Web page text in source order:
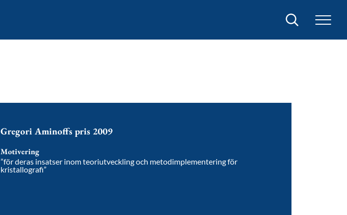
Sök
Gregori Aminoffs pris 2009
Motivering
”för deras insatser inom teoriutveckling och metodimplementering för
kristallografi”